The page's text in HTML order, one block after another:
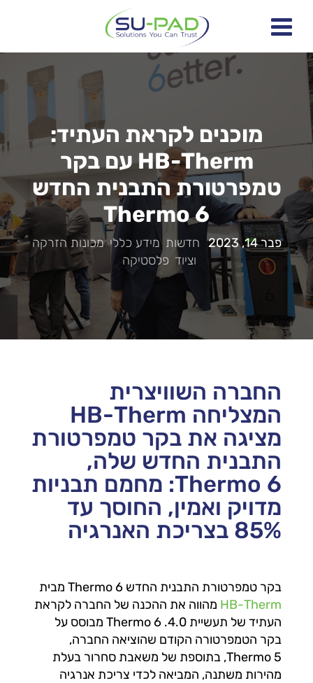
מוכנים לקראת העתיד:
HB-Therm עם בקר
טמפרטורת התבנית החדש
Thermo 6
פבר 14, 2023 | חדשות מידע כללי,מכונות הזרקה
וציוד פלסטיקה
החברה השוויצרית
המצליחה HB-Therm
מציגה את בקר טמפרטורת
התבנית החדש שלה,
Thermo 6: מחמם תבניות
מדויק ואמין, החוסך עד
85% בצריכת האנרגיה
בקר טמפרטורת התבנית החדש Thermo 6 מבית
HB-Therm מהווה את ההכנה של החברה לקראת
העתיד של תעשיית 4.0. Thermo 6 מבוסס על
בקר הטמפרטורה הקודם שהוציאה החברה,
Thermo 5, בתוספת של משאבת סחרור בעלת
מהירות משתנה, המביאה לכדי צריכת אנרגיה